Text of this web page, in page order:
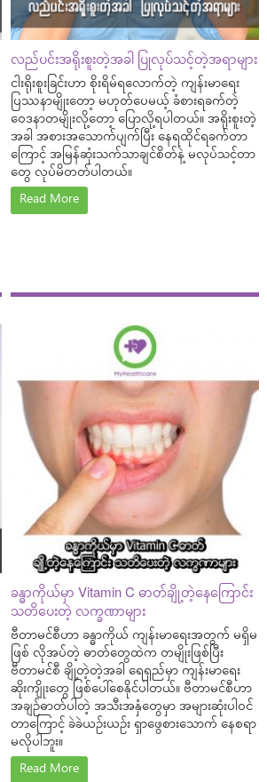
လည်ပင်းအရိုးစူးတဲ့အခါ ပြုလုပ်သင့်တဲ့အရာများ
ငါးရိုးစူးခြင်းဟာ စိုးရိမ်ရလောက်တဲ့ ကျန်းမာရေး
ပြဿနာမျိုးတော့ မဟုတ်ပေမယ့် ခံစားရခက်တဲ့
ဝေဒနာတမျိုးလို့တော့ ပြောလို့ရပါတယ်။ အရိုးစူးတဲ့
အခါ အစားအသောက်ပျက်ပြီး နေရထိုင်ရခက်တာ
ကြောင့် အမြန်ဆုံးသက်သာချင်စိတ်နဲ့ မလုပ်သင့်တာ
တွေ လုပ်မိတတ်ပါတယ်။
Read More
ခန္ဓာကိုယ်မှာ Vitamin C ဓာတ်ချို့တဲ့နေကြောင်း
သတိပေးတဲ့ လက္ခဏာများ
ဗီတာမင်စီဟာ ခန္ဓာကိုယ် ကျန်းမာရေးအတွက် မရှိမ
ဖြစ် လိုအပ်တဲ့ ဓာတ်တွေထဲက တမျိုးဖြစ်ပြီး
ဗီတာမင်စီ ချို့တဲ့တဲ့အခါ ရေရှည်မှာ ကျန်းမာရေး
ဆိုးကျိုးတွေ ဖြစ်ပေါ်စေနိုင်ပါတယ်။ ဗီတာမင်စီဟာ
အချဉ်ဓာတ်ပါတဲ့ အသီးအနှံတွေမှာ အများဆုံးပါဝင်
တာကြောင့် ခဲခဲယဉ်းယဉ်း ရှာဖွေစားသောက် နေစရာ
မလိုပါဘူး။
Read More